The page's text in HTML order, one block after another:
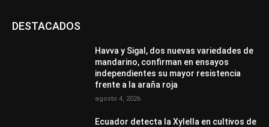
DESTACADOS
Havva y Sigal, dos nuevas variedades de
mandarino, confirman en ensayos
independientes su mayor resistencia
frente a la araña roja
agosto 4, 2026
Ecuador detecta la Xylella en cultivos de